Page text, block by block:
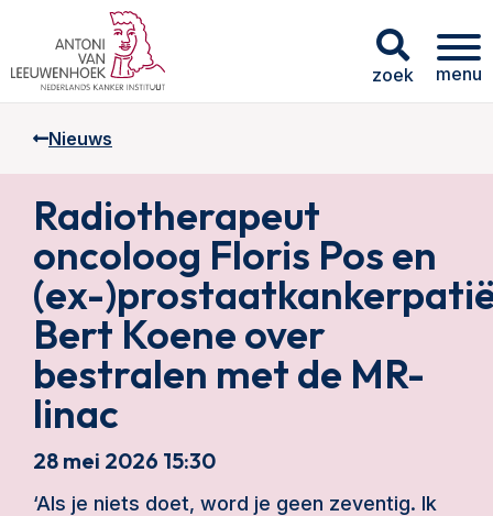
zoek menu
Nieuws
Radiotherapeut
oncoloog Floris Pos en
(ex-
Bert Koene over
bestralen met de MR-
linac
28 mei 2026 15:30
‘Als je niets doet, word je geen zeventig. Ik